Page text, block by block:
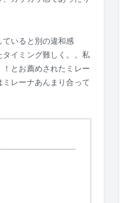
いると別の違和感
イミング難しく。。私
とお薦めされたミレー
レーナあんまり合って